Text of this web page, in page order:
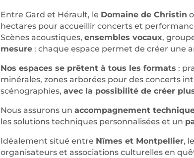
Entre Gard et Hérault, le Domaine de Christin
hectares pour accueillir concerts et
Scènes acoustiques, ensembles vocaux,
mesure: chaque espace permet de créer une
Nos espaces se prêtent à tous les formats :
minérales, zones arborées pour des concerts
scénographies, avec la possibilité de créer
Nous assurons un accompagnement
les solutions techniques personnalisées et un
Idéalement situé entre Nîmes et Montpellier,
organisateurs et associations culturelles en